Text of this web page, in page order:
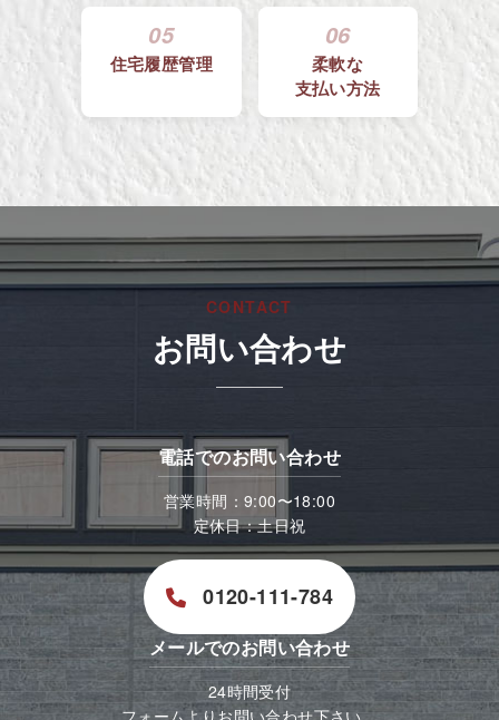
05
住宅履歴管理
06
柔軟な
支払い方法
CONTACT
お問い合わせ
電話でのお問い合わせ
営業時間：9:00〜18:00
定休日：土日祝
0120-111-784
メールでのお問い合わせ
24時間受付